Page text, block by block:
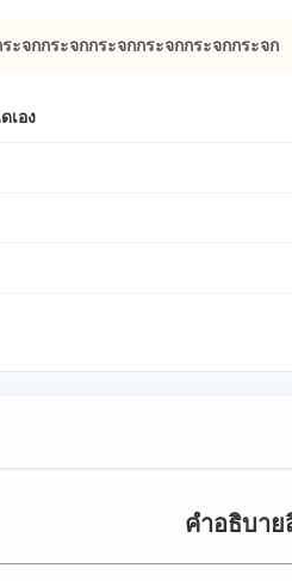
ระจกกระจกกระจกกระจกกระจกกระจก
เอง
คําอธิบา